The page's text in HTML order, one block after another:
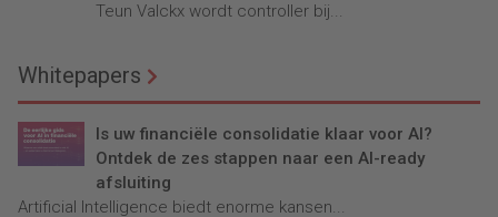
Teun Valckx wordt controller bij...
Whitepapers
Is uw financiële consolidatie klaar voor AI?
Ontdek de zes stappen naar een AI-ready
afsluiting
Artificial Intelligence biedt enorme kansen...